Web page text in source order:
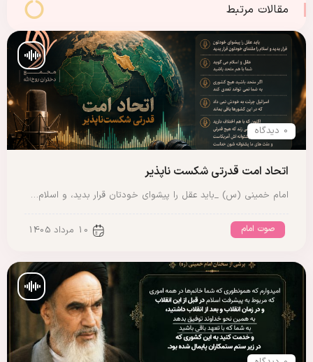
مقالات مرتبط
0 دیدگاه
اتحاد امت قدرتی شکست ناپذیر
امام خمینی (س) _باید عقل را پیشوای خودتان قرار بدید، و اسلام…
صوت امام 10 مرداد 1405